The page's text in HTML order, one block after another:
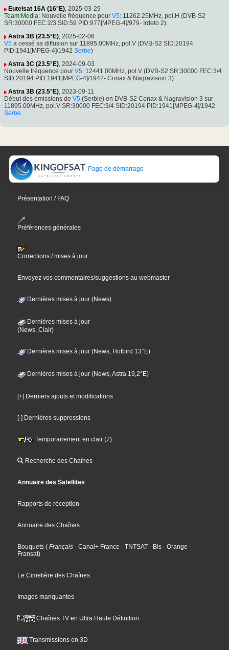
Eutelsat 16A (16°E), 2025-03-29
Team:Media: Nouvelle fréquence pour V5: 11262.25MHz, pol.H (DVB-S2
SR:30000 FEC:2/3 SID:59 PID:977[MPEG-4]/979- Irdeto 2).
Astra 3B (23.5°E), 2025-02-06
V5 a cessé sa diffusion sur 11895.00MHz, pol.V (DVB-S2 SID:20194
PID:1941[MPEG-4]/1942 Serbe)
Astra 3C (23.5°E), 2024-09-03
Nouvelle fréquence pour V5: 12441.00MHz, pol.V (DVB-S2 SR:30000 FEC:3/4
SID:20194 PID:1941[MPEG-4]/1942- Conax & Nagravision 3).
Astra 3B (23.5°E), 2023-09-11
Début des émissions de V5 (Serbie) en DVB-S2 Conax & Nagravision 3 sur
11895.00MHz, pol.V SR:30000 FEC:3/4 SID:20194 PID:1941[MPEG-4]/1942
Serbe.
Page de démarrage
Présentation / FAQ
Préférences générales
Corrections / mises à jour
Envoyez vos commentaires/suggestions au webmaster
Dernières mises à jour (News)
Dernières mises à jour
(News, Clair)
Dernières mises à jour (News, Hotbird 13°E)
Dernières mises à jour (News, Astra 19,2°E)
[+] Derniers ajouts et modifications
[-] Dernières suppressions
Temporairement en clair (7)
Recherche des Chaînes
Annuaire des Satellites
Rapports de réception
Annuaire des Chaînes
Bouquets ( Français - Canal+ France - TNTSAT - Bis - Orange -
Fransat)
Le Cimetière des Chaînes
Images manquantes
Chaînes TV en Ultra Haute Définition
Transmissions en 3D